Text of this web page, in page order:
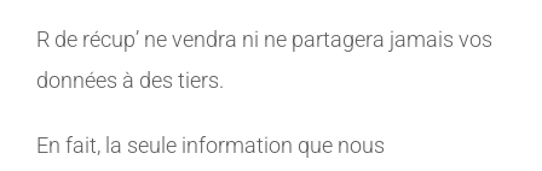
R de récup’ ne vendra ni ne partagera jamais vos
données à des tiers.
En fait, la seule information que nous